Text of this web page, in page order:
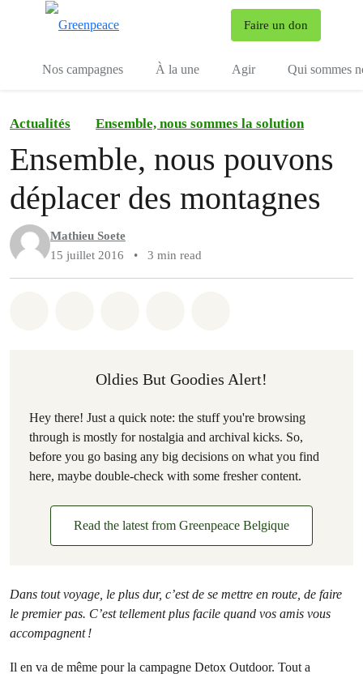
Faire un don
Nos campagnes À la une Agir Qui sommes
Actualités Ensemble, nous sommes la solution
Ensemble, nous pouvons
déplacer des montagnes
Mathieu Soete
15 juillet 2016
• 3 min read
Oldies But Goodies Alert!
Hey there! Just a quick note: the stuff you're browsing
through is mostly for nostalgia and archival kicks. So,
before you go basing any big decisions on what you find
here, maybe double-check with some fresher content.
Read the latest from Greenpeace Belgique
Dans tout voyage, le plus dur, c’est de se mettre en route, de faire
le premier pas. C’est tellement plus facile quand vos amis vous
accompagnent !
Il en va de même pour la campagne Detox Outdoor. Tout a